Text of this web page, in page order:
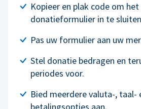
Kopieer en plak code om het
donatieformulier in te
Pas uw formulier aan uw
Stel donatie bedragen en
periodes voor.
Bied meerdere valuta-, taal-